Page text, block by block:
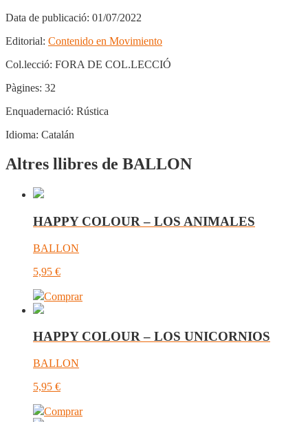
Data de publicació: 01/07/2022
Editorial: Contenido en Movimiento
Col.lecció: FORA DE COL.LECCIÓ
Pàgines: 32
Enquadernació: Rústica
Idioma: Catalán
Altres llibres de BALLON
HAPPY COLOUR – LOS ANIMALES
BALLON
5,95 €
Comprar
HAPPY COLOUR – LOS UNICORNIOS
BALLON
5,95 €
Comprar